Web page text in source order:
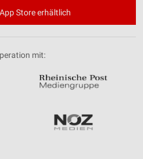
Store erhältlich
mit: